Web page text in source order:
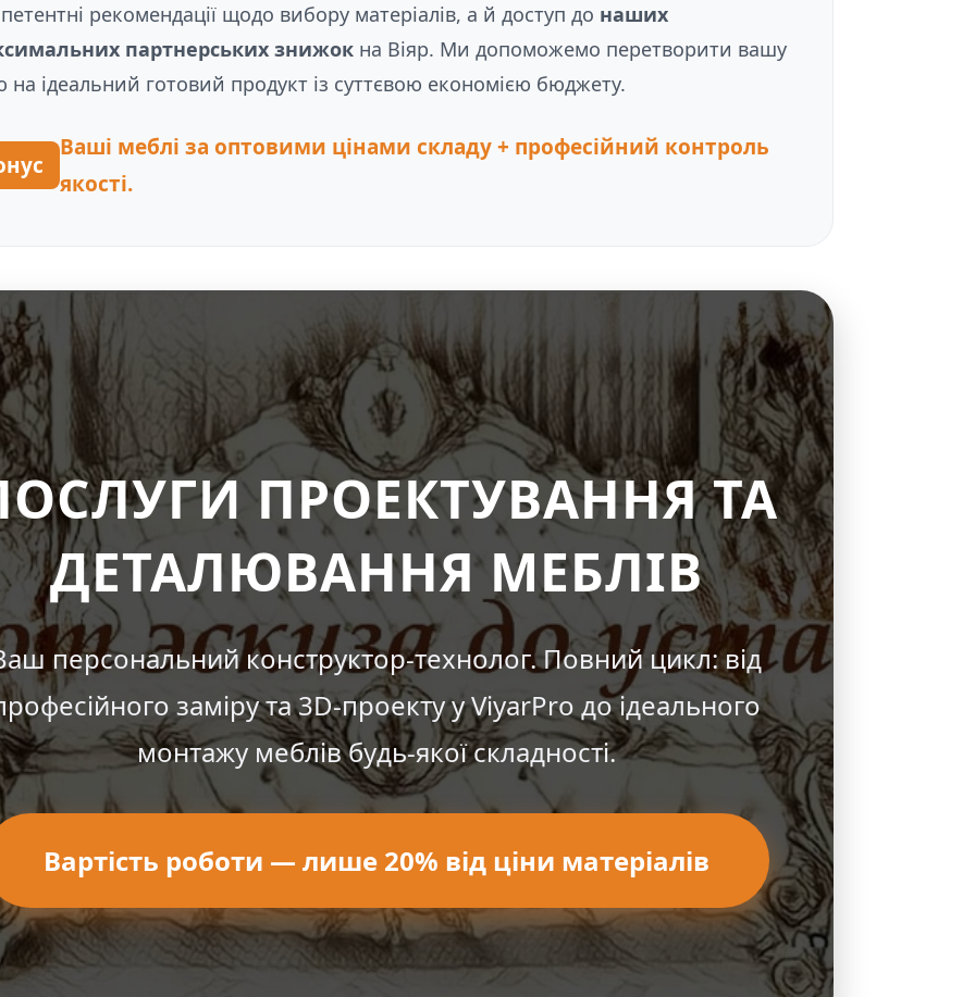
рекомендації щодо вибору матеріалів, а й доступ до наших
партнерських знижокна Віяр. Ми допоможемо перетворити вашу
на ідеальний готовий продукт із суттєвою економією бюджету.
Ваші меблі за оптовими цінами складу + професійний контроль
якості.
ПРОЕКТУВАННЯ ТА
ДЕТАЛЮВАННЯ МЕБЛІВ
персональний конструктор-технолог. Повний цикл: від
заміру та 3D-проекту у ViyarPro до ідеального
монтажу меблів будь-якої складності.
Вартість роботи — лише 20% від ціни матеріалів